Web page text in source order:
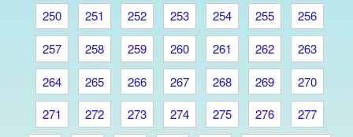
250 251 252 253 254 255
256
257
258 259 260 261 262
263
264
265 266 267 268 269
270
271
272 273 274 275 276
277